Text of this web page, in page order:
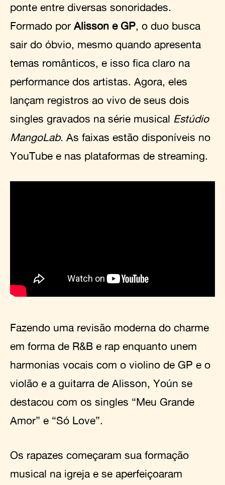
ponte entre diversas sonoridades.
Formado por Alisson e GP, o duo busca
sair do óbvio, mesmo quando apresenta
temas românticos, e isso fica claro na
performance dos artistas. Agora, eles
lançam registros ao vivo de seus dois
singles gravados na série musical Estúdio
MangoLab. As faixas estão disponíveis no
YouTube e nas plataformas de streaming.
Fazendo uma revisão moderna do charme
em forma de R&B e rap enquanto unem
harmonias vocais com o violino de GP e o
violão e a guitarra de Alisson, Yoún se
destacou com os singles “Meu Grande
Amor” e “Só Love”.
Os rapazes começaram sua formação
musical na igreja e se aperfeiçoaram